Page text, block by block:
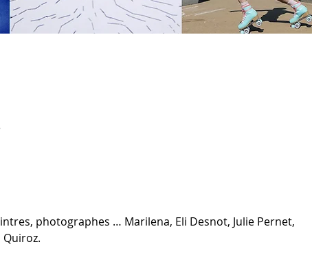
photographes … Marilena, Eli Desnot, Julie Pernet,
Quiroz.